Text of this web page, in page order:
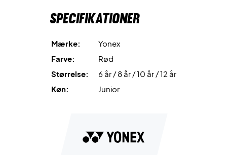
Specifikationer
Mærke:
Yonex
Farve:
Rød
Størrelse:
6 år / 8 år / 10 år / 12 år
Køn:
Junior